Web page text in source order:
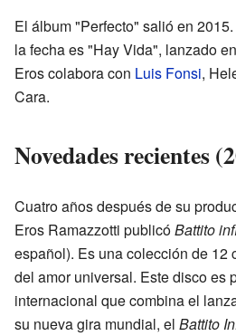
El álbum "Perfecto" salió en
la fecha es "Hay Vida", lanzado
Eros colabora con Luis Fonsi,
Cara.
Novedades recientes
Cuatro años después de su
Eros Ramazzotti publicóBattito
español). Es una colección de 12
del amor universal. Este disco es
internacional que combina el
su nueva gira mundial, el Battito